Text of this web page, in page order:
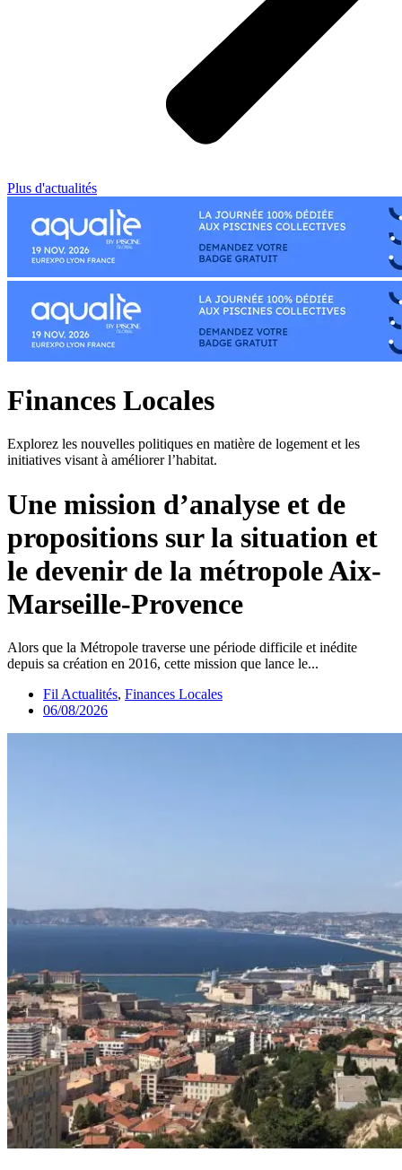
Plus d'actualités
Finances Locales
Explorez les nouvelles politiques en matière de logement et les
initiatives visant à améliorer l’habitat.
Une mission d’analyse et de
propositions sur la situation et
le devenir de la métropole Aix-
Marseille-Provence
Alors que la Métropole traverse une période difficile et inédite
depuis sa création en 2016, cette mission que lance le...
Fil Actualités, Finances Locales
06/08/2026